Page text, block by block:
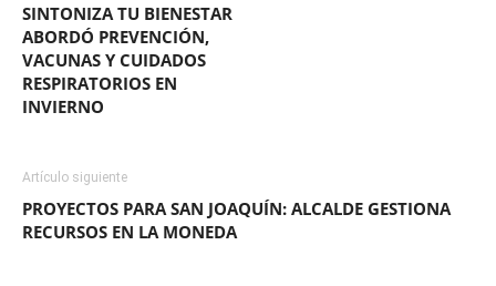
SINTONIZA TU BIENESTAR
ABORDÓ PREVENCIÓN,
VACUNAS Y CUIDADOS
RESPIRATORIOS EN
INVIERNO
Artículo siguiente
PROYECTOS PARA SAN JOAQUÍN: ALCALDE GESTIONA
RECURSOS EN LA MONEDA